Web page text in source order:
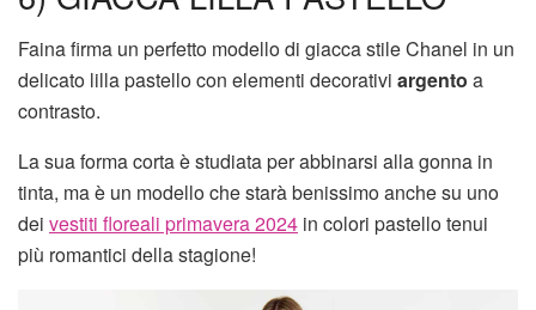
Faina firma un perfetto modello di giacca stile Chanel in un
delicato lilla pastello con elementi decorativi argento a
contrasto.
La sua forma corta è studiata per abbinarsi alla gonna in
tinta, ma è un modello che starà benissimo anche su uno
dei vestiti floreali primavera 2024 in colori pastello tenui
più romantici della stagione!